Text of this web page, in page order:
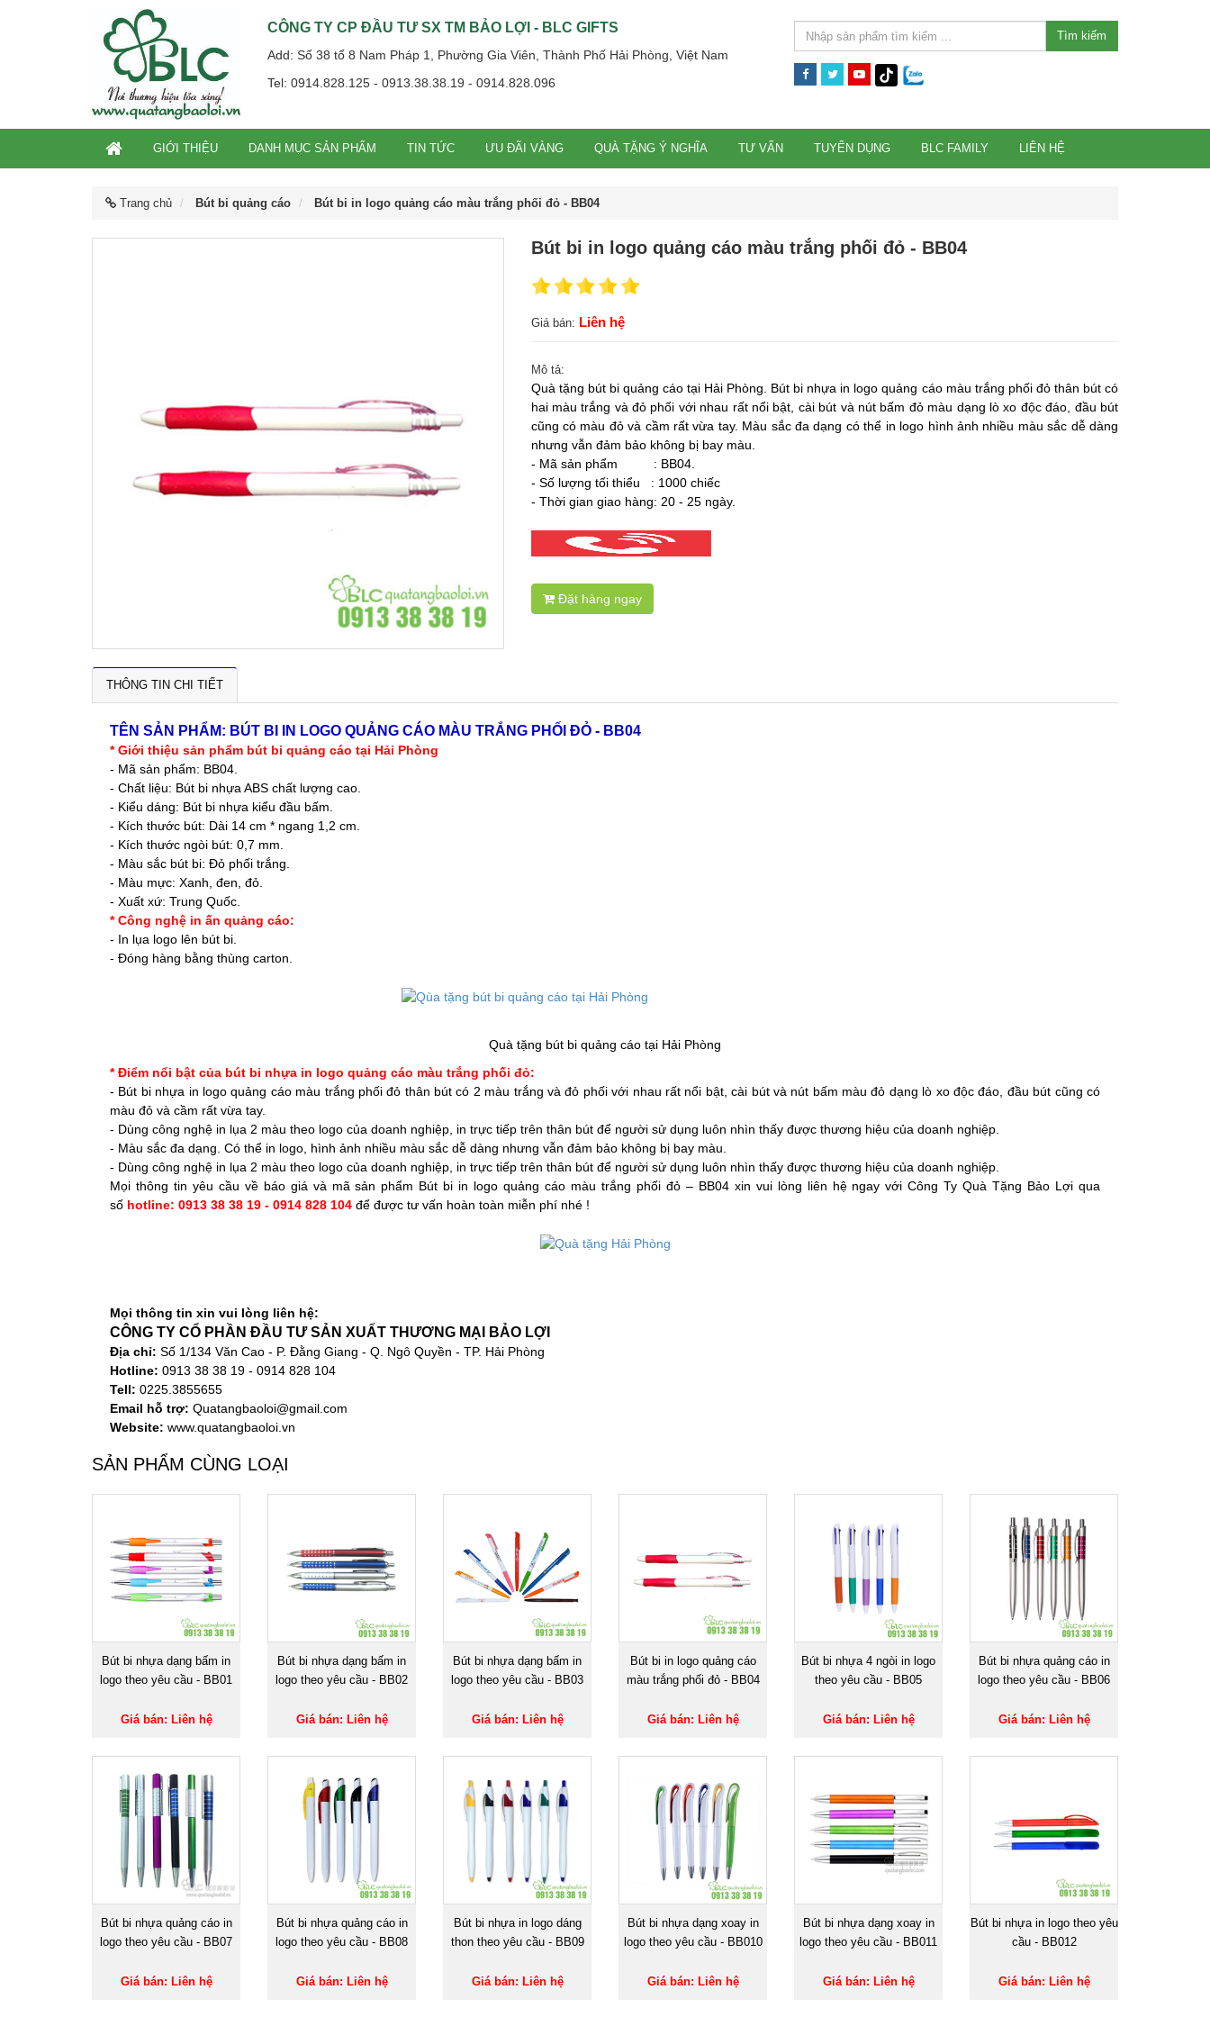
CÔNG TY CP ĐẦU TƯ SX TM BẢO LỢI - BLC GIFTS
Add: Số 38 tổ 8 Nam Pháp 1, Phường Gia Viên, Thành Phố Hải Phòng, Việt Nam
Tel: 0914.828.125 - 0913.38.38.19 - 0914.828.096
Tìm kiếm
GIỚI THIỆU DANH MỤC SẢN PHẨM TIN TỨC ƯU ĐÃI VÀNG QUÀ TẶNG Ý NGHĨA TƯ VẤN TUYỂN DỤNG BLC FAMILY LIÊN HỆ
Trang chủ Bút bi quảng cáo Bút bi in logo quảng cáo màu trắng phối đỏ - BB04
Bút bi in logo quảng cáo màu trắng phối đỏ - BB04
Giá bán: Liên hệ
Mô tả:
Quà tặng bút bi quảng cáo tại Hải Phòng. Bút bi nhựa in logo quảng cáo màu trắng phối đỏ thân bút có
hai màu trắng và đỏ phối với nhau rất nổi bật, cài bút và nút bấm đỏ màu dạng lò xo độc đáo, đầu bút
cũng có màu đỏ và cầm rất vừa tay. Màu sắc đa dạng có thể in logo hình ảnh nhiều màu sắc dễ dàng
nhưng vẫn đảm bảo không bị bay màu.
- Mã sản phẩm : BB04.
- Số lượng tối thiểu : 1000 chiếc
- Thời gian giao hàng: 20 - 25 ngày.
Đặt hàng ngay
THÔNG TIN CHI TIẾT
TÊN SẢN PHẨM: BÚT BI IN LOGO QUẢNG CÁO MÀU TRẮNG PHỐI ĐỎ - BB04
* Giới thiệu sản phẩm bút bi quảng cáo tại Hải Phòng
- Mã sản phẩm: BB04.
- Chất liệu: Bút bi nhựa ABS chất lượng cao.
- Kiểu dáng: Bút bi nhựa kiểu đầu bấm.
- Kích thước bút: Dài 14 cm * ngang 1,2 cm.
- Kích thước ngòi bút: 0,7 mm.
- Màu sắc bút bi: Đỏ phối trắng.
- Màu mực: Xanh, đen, đỏ.
- Xuất xứ: Trung Quốc.
* Công nghệ in ấn quảng cáo:
- In lụa logo lên bút bi.
- Đóng hàng bằng thùng carton.
Quà tặng bút bi quảng cáo tại Hải Phòng
* Điểm nổi bật của bút bi nhựa in logo quảng cáo màu trắng phối đỏ:
- Bút bi nhựa in logo quảng cáo màu trắng phối đỏ thân bút có 2 màu trắng và đỏ phối với nhau rất nổi bật, cài bút và nút bấm màu đỏ dạng lò xo độc đáo, đầu bút cũng có
màu đỏ và cầm rất vừa tay.
- Dùng công nghệ in lụa 2 màu theo logo của doanh nghiệp, in trực tiếp trên thân bút để người sử dụng luôn nhìn thấy được thương hiệu của doanh nghiệp.
- Màu sắc đa dạng. Có thể in logo, hình ảnh nhiều màu sắc dễ dàng nhưng vẫn đảm bảo không bị bay màu.
- Dùng công nghệ in lụa 2 màu theo logo của doanh nghiệp, in trực tiếp trên thân bút để người sử dụng luôn nhìn thấy được thương hiệu của doanh nghiệp.
Mọi thông tin yêu cầu về báo giá và mã sản phẩm Bút bi in logo quảng cáo màu trắng phối đỏ – BB04 xin vui lòng liên hệ ngay vớiCông Ty Quà Tặng Bảo Lợi qua
số hotline: 0913 38 38 19 - 0914 828 104 để được tư vấn hoàn toàn miễn phí nhé !
Mọi thông tin xin vui lòng liên hệ:
CÔNG TY CỔ PHẦN ĐẦU TƯ SẢN XUẤT THƯƠNG MẠI BẢO LỢI
Địa chỉ: Số 1/134 Văn Cao - P. Đằng Giang - Q. Ngô Quyền - TP. Hải Phòng
Hotline: 0913 38 38 19 - 0914 828 104
Tell: 0225.3855655
Email hỗ trợ: Quatangbaoloi@gmail.com
Website: www.quatangbaoloi.vn
SẢN PHẨM CÙNG LOẠI
Bút bi nhựa dạng bấm in
logo theo yêu cầu - BB01
Giá bán: Liên hệ
Bút bi nhựa dạng bấm in
logo theo yêu cầu - BB02
Giá bán: Liên hệ
Bút bi nhựa dạng bấm in
logo theo yêu cầu - BB03
Giá bán: Liên hệ
Bút bi in logo quảng cáo
màu trắng phối đỏ - BB04
Giá bán: Liên hệ
Bút bi nhựa 4 ngòi in logo
theo yêu cầu - BB05
Giá bán: Liên hệ
Bút bi nhựa quảng cáo in
logo theo yêu cầu - BB06
Giá bán: Liên hệ
Bút bi nhựa quảng cáo in
logo theo yêu cầu - BB07
Giá bán: Liên hệ
Bút bi nhựa quảng cáo in
logo theo yêu cầu - BB08
Giá bán: Liên hệ
Bút bi nhựa in logo dáng
thon theo yêu cầu - BB09
Giá bán: Liên hệ
Bút bi nhựa dạng xoay in
logo theo yêu cầu - BB010
Giá bán: Liên hệ
Bút bi nhựa dạng xoay in
logo theo yêu cầu - BB011
Giá bán: Liên hệ
Bút bi nhựa in logo theo yêu
cầu - BB012
Giá bán: Liên hệ